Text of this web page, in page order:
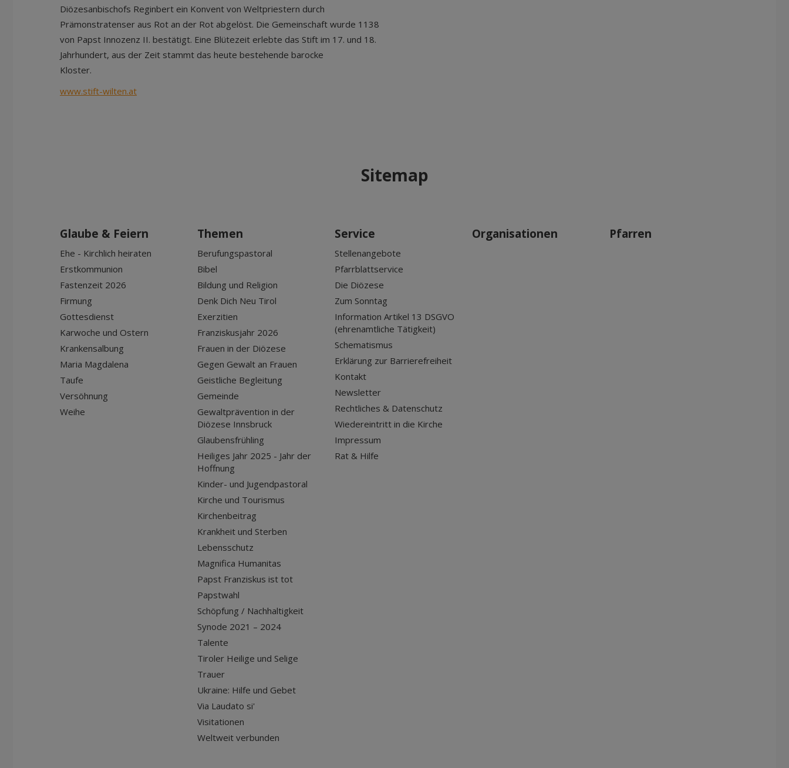
Diözesanbischofs Reginbert ein Konvent von Weltpriestern durch
Prämonstratenser aus Rot an der Rot abgelöst. Die Gemeinschaft wurde 1138
von Papst Innozenz II. bestätigt. Eine Blütezeit erlebte das Stift im 17. und 18.
Jahrhundert, aus der Zeit stammt das heute bestehende barocke
Kloster.
www.stift-wilten.at
Sitemap
Glaube & Feiern
Ehe - Kirchlich heiraten
Erstkommunion
Fastenzeit 2026
Firmung
Gottesdienst
Karwoche und Ostern
Krankensalbung
Maria Magdalena
Taufe
Versöhnung
Weihe
Themen
Berufungspastoral
Bibel
Bildung und Religion
Denk Dich Neu Tirol
Exerzitien
Franziskusjahr 2026
Frauen in der Diözese
Gegen Gewalt an Frauen
Geistliche Begleitung
Gemeinde
Gewaltprävention in der
Diözese Innsbruck
Glaubensfrühling
Heiliges Jahr 2025 - Jahr der
Hoffnung
Kinder- und Jugendpastoral
Kirche und Tourismus
Kirchenbeitrag
Krankheit und Sterben
Lebensschutz
Magnifica Humanitas
Papst Franziskus ist tot
Papstwahl
Schöpfung / Nachhaltigkeit
Synode 2021 – 2024
Talente
Tiroler Heilige und Selige
Trauer
Ukraine: Hilfe und Gebet
Via Laudato si'
Visitationen
Weltweit verbunden
Service
Stellenangebote
Pfarrblattservice
Die Diözese
Zum Sonntag
Information Artikel 13 DSGVO
(ehrenamtliche Tätigkeit)
Schematismus
Erklärung zur Barrierefreiheit
Kontakt
Newsletter
Rechtliches & Datenschutz
Wiedereintritt in die Kirche
Impressum
Rat & Hilfe
Organisationen Pfarren